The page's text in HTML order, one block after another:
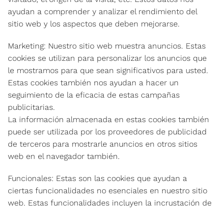
ayudan a comprender y analizar el rendimiento del
sitio web y los aspectos que deben mejorarse.
Marketing: Nuestro sitio web muestra anuncios. Estas
cookies se utilizan para personalizar los anuncios que
le mostramos para que sean significativos para usted.
Estas cookies también nos ayudan a hacer un
seguimiento de la eficacia de estas campañas
publicitarias.
La información almacenada en estas cookies también
puede ser utilizada por los proveedores de publicidad
de terceros para mostrarle anuncios en otros sitios
web en el navegador también.
Funcionales: Estas son las cookies que ayudan a
ciertas funcionalidades no esenciales en nuestro sitio
web. Estas funcionalidades incluyen la incrustación de